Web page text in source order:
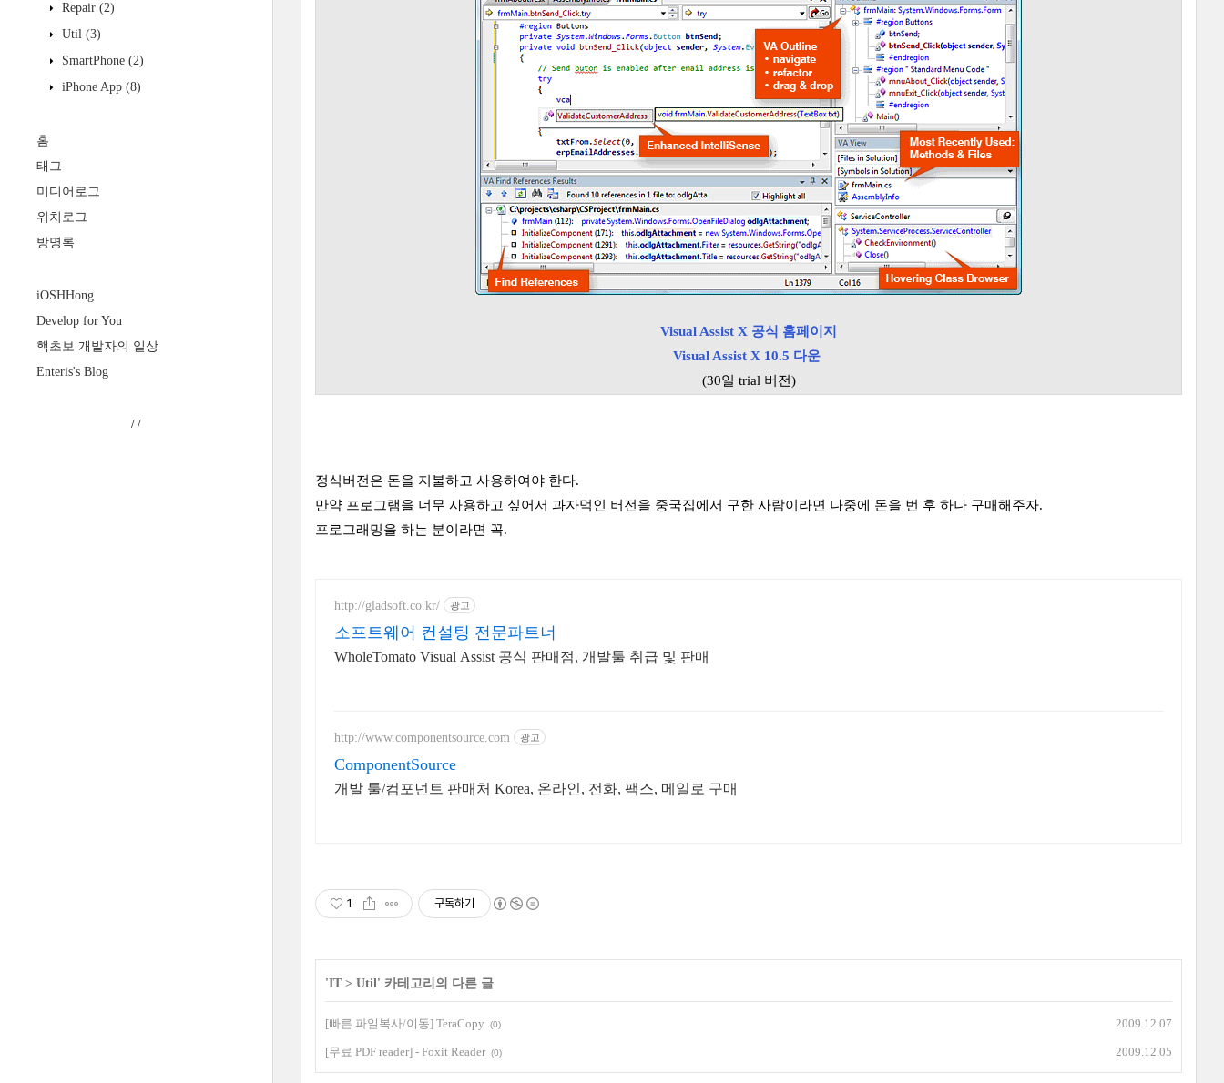
Repair (2)
Util (3)
SmartPhone (2)
iPhone App (8)
홈
태그
미디어로그
위치로그
방명록
iOSHHong
Develop for You
핵초보 개발자의 일상
Enteris's Blog
/ /
Visual Assist X 공식 홈페이지
Visual Assist X 10.5 다운
(30일 trial 버전)
정식버전은 돈을 지불하고 사용하여야 한다.
만약 프로그램을 너무 사용하고 싶어서 과자먹인 버전을 중국집에서 구한 사람이라면 나중에 돈을 번 후 하나 구매해주자.
프로그래밍을 하는 분이라면 꼭.
http://gladsoft.co.kr/ 광고
소프트웨어 컨설팅 전문파트너
WholeTomato Visual Assist 공식 판매점, 개발툴 취급 및 판매
http://www.componentsource.com 광고
ComponentSource
개발 툴/컴포넌트 판매처 Korea, 온라인, 전화, 팩스, 메일로 구매
1 구독하기
'IT > Util' 카테고리의 다른 글
[빠른 파일복사/이동] TeraCopy (0) 2009.12.07
[무료 PDF reader] - Foxit Reader (0) 2009.12.05